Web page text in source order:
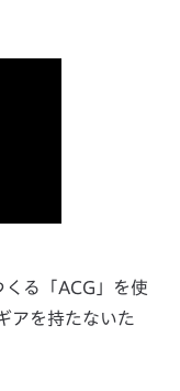
る「ACG」を使
アを持たないた